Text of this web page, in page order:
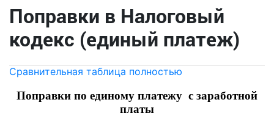
Поправки в Налоговый
кодекс (единый платеж)
Сравнительная таблица полностью
Поправки по единому платежу с заработной
платы